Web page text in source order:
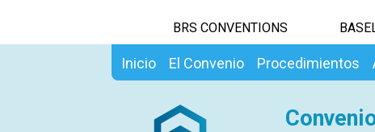
BRS CONVENTIONS
Inicio El Convenio Procedimientos